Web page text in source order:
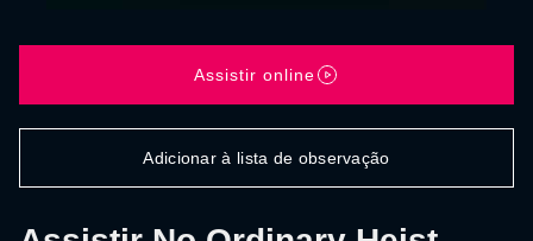
Assistir online
Adicionar à lista de observação